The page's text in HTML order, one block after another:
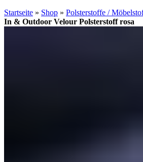
Startseite » Shop » Polsterstoffe /
In & Outdoor Velour Polsterstoff rosa